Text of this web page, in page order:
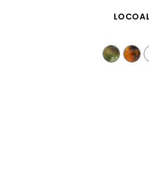
APERÇU
LOCOAL